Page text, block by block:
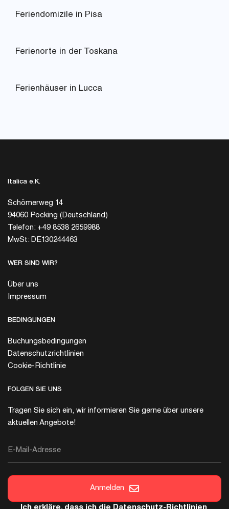
Feriendomizile in Pisa
Ferienorte in der Toskana
Ferienhäuser in Lucca
Italica e.K.
Schömerweg 14
94060 Pocking (Deutschland)
Telefon: +49 8538 2659988
MwSt: DE130244463
WER SIND WIR?
Über uns
Impressum
BEDINGUNGEN
Buchungsbedingungen
Datenschutzrichtlinien
Cookie-Richtlinie
FOLGEN SIE UNS
Tragen Sie sich ein, wir informieren Sie gerne über unsere
aktuellen Angebote!
E-Mail-Adresse
Anmelden